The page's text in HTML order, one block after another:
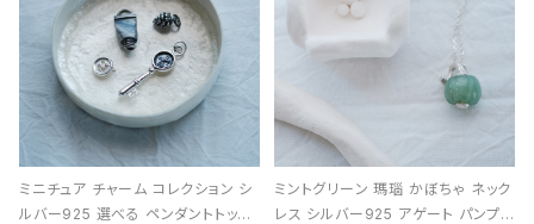
ミニチュア チャーム コレクション シ
ルバー925 選べる ペンダントトップ
ミントグリーン 瑪瑙 かぼちゃ ネック
レス シルバー925 アゲート パンプキ